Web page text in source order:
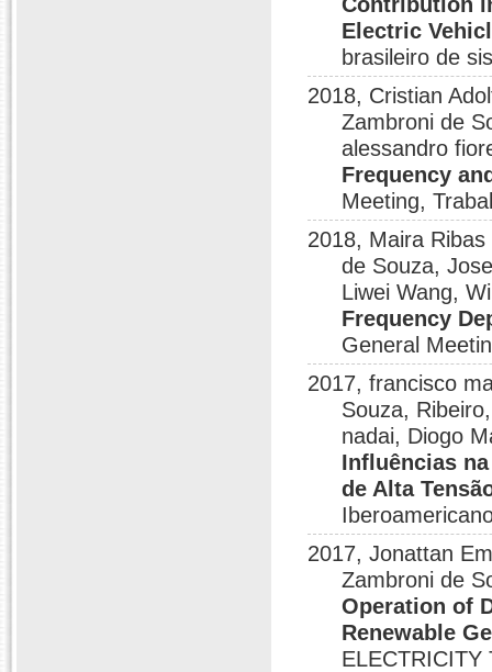
Electric
brasileiro de
2018, Cristian
Zambroni de
alessandro
Frequency
Meeting,
2018, Maira
de Souza,
Liwei Wang,
Frequency
General
2017, francisco
Souza,
nadai, Diogo
Influências
de Alta
2017, Jonattan
Zambroni de
Operation of
Renewable
ELECTRICITY